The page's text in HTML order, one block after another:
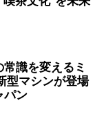
常識を変えるミ
型マシンが登場
パン